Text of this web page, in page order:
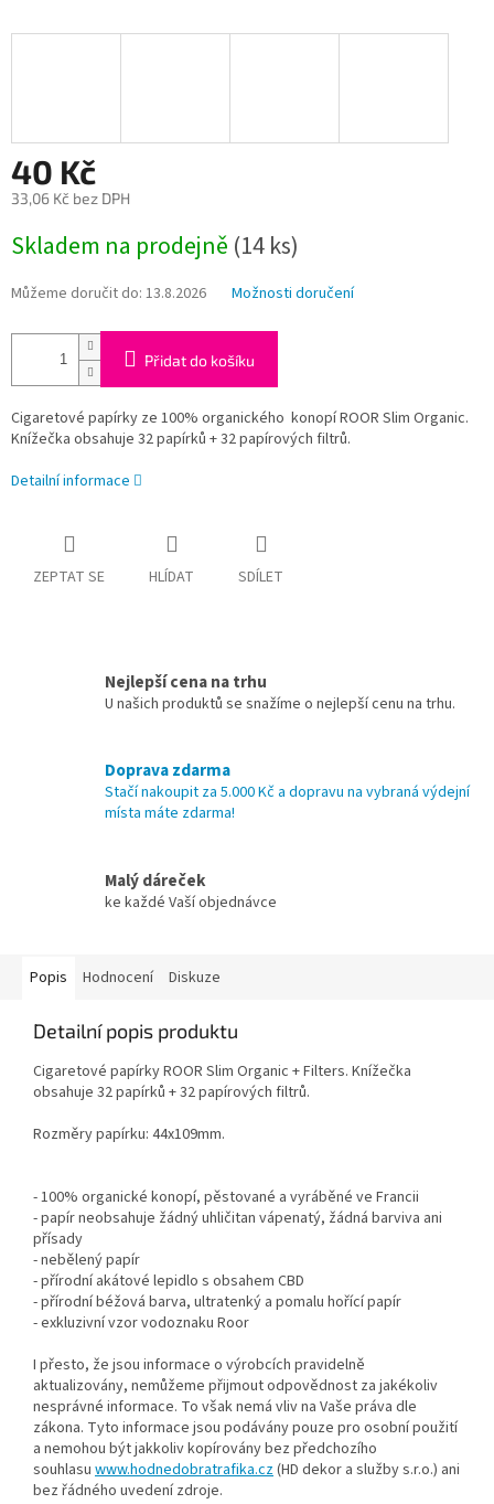
40 Kč
33,06 Kč bez DPH
cena:
Skladem na prodejně (14 ks)
Můžeme doručit do: 13.8.2026 Možnosti doručení
Přidat do košíku
Cigaretové papírky ze 100% organického konopí ROOR Slim Organic.
Knížečka obsahuje 32 papírků + 32 papírových filtrů.
Detailní informace
ZEPTAT SE HLÍDAT SDÍLET
Nejlepší cena na trhu
U našich produktů se snažíme o nejlepší cenu na trhu.
Doprava zdarma
Stačí nakoupit za 5.000 Kč a dopravu na vybraná výdejní
místa máte zdarma!
Malý dáreček
ke každé Vaší objednávce
Popis Hodnocení Diskuze
Detailní popis produktu
Cigaretové papírky ROOR Slim Organic + Filters. Knížečka
obsahuje 32 papírků + 32 papírových filtrů.
Rozměry papírku: 44x109mm.
- 100% organické konopí, pěstované a vyráběné ve Francii
- papír neobsahuje žádný uhličitan vápenatý, žádná barviva ani
přísady
- nebělený papír
- přírodní akátové lepidlo s obsahem CBD
- přírodní béžová barva, ultratenký a pomalu hořící papír
- exkluzivní vzor vodoznaku Roor
I přesto, že jsou informace o výrobcích pravidelně
aktualizovány, nemůžeme přijmout odpovědnost za jakékoliv
nesprávné informace. To však nemá vliv na Vaše práva dle
zákona. Tyto informace jsou podávány pouze pro osobní použití
a nemohou být jakkoliv kopírovány bez předchozího
souhlasu www.hodnedobratrafika.cz(HD dekor a služby s.r.o.) ani
bez řádného uvedení zdroje.